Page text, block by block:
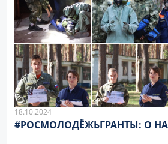
18.10.2024
#РОСМОЛОДЁЖЬГРАНТЫ: О